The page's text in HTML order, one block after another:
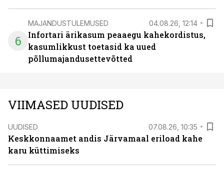
6
MAJANDUSTULEMUSED 04.08.26, 12:14
Infortari ärikasum peaaegu kahekordistus,
kasumlikkust toetasid ka uued
põllumajandusettevõtted
VIIMASED UUDISED
UUDISED 07.08.26, 10:35
Keskkonnaamet andis Järvamaal eriload kahe
karu küttimiseks